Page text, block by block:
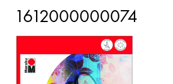
1612000000074